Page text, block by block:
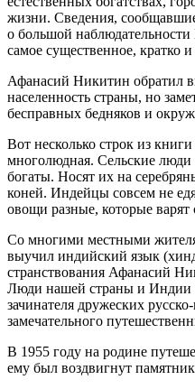
жизни. Сведения,
о большой
самое существенное, кратко
Афанасий Никитин обратил
населенность страны, но
бесправных бедняков и
Вот несколько строк из
многолюдная. Сельские
богаты. Носят их на
коней. Индейцы совсем не
овощи разные, которые
Со многими местными
выучил индийский язык
странствования Афанасий
Люди нашей страны и Индии
зачинателя дружеских
замечательного
В 1955 году на родине
ему был воздвигнут